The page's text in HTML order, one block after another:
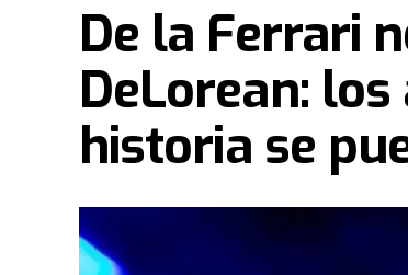
De la Ferrari
DeLorean:
historia se